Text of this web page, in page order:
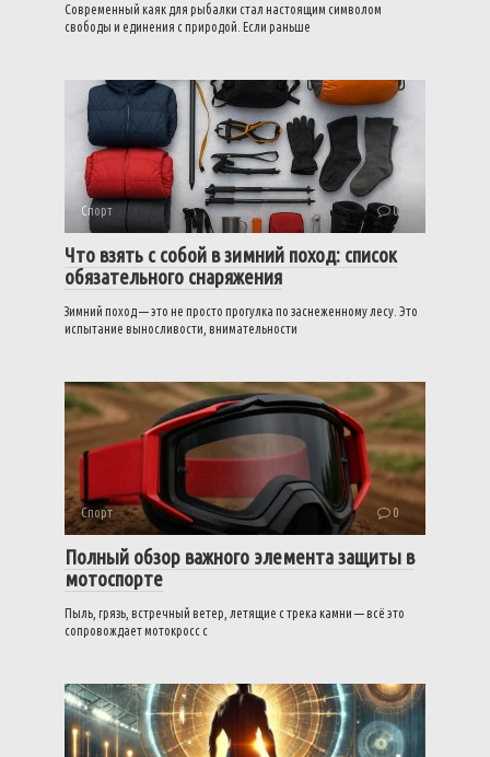
Современный каяк для рыбалки стал настоящим символом
свободы и единения с природой. Если раньше
Спорт 0
Что взять с собой в зимний поход: список
обязательного снаряжения
Зимний поход — это не просто прогулка по заснеженному лесу. Это
испытание выносливости, внимательности
Спорт 0
Полный обзор важного элемента защиты в
мотоспорте
Пыль, грязь, встречный ветер, летящие с трека камни — всё это
сопровождает мотокросс с